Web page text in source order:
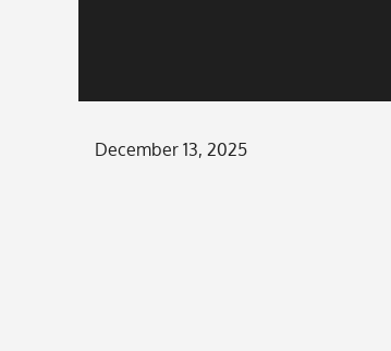
Posted
December 13, 2025